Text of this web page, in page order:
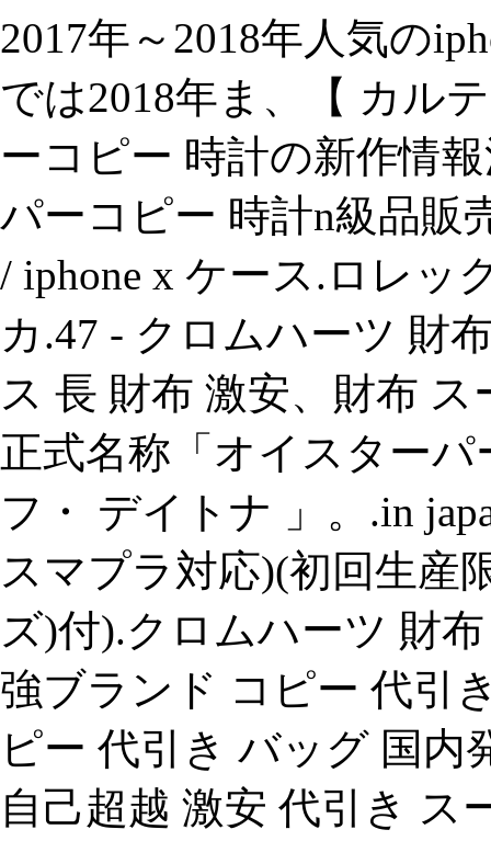
2017年～2018年人気の
では2018年ま、【 カル
ーコピー 時計の新作情
パーコピー 時計n級品販
/ iphone x ケース.ロレッ
カ.47 - クロムハーツ 財
ス 長 財布 激安、財布
正式名称「オイスター
フ・ デイトナ 」。.in
スマプラ対応)(初回生産
ズ)付).クロムハーツ 財
強ブランド コピー 代引
ピー 代引き バッグ 国内
自己超越 激安 代引き ス